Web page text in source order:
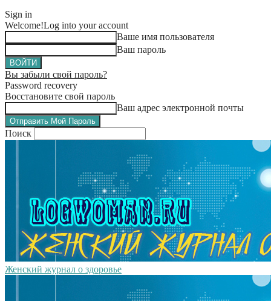
Sign in
Welcome!Log into your account
Ваше имя пользователя
Ваш пароль
Вы забыли свой пароль?
Password recovery
Восстановите свой пароль
Ваш адрес электронной почты
Поиск
Женский журнал о здоровье